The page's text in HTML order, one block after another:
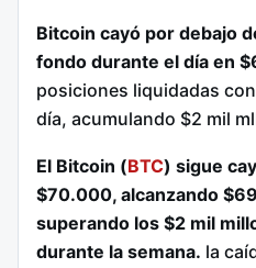
Bitcoin cayó por debajo
fondo durante el día en
posiciones liquidadas
día, acumulando $2 mil
El Bitcoin (BTC) sigue
$70.000, alcanzando
superando los $2 mil
durante la semana. la